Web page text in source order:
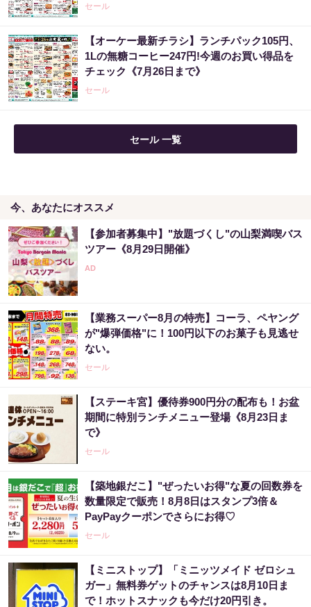
世界トップクラスの市場分析がはじき出した
事実「大至急、暴落相場に備えて下さい」
PR（Acoco.）
セール
【オーケー最新チラシ】ランチパック105円、
1Lの無糖コーヒー247円!今週のお買い得品を
チェック《7月26日まで》
セール
セール 一覧
今、あなたにオススメ
【参加者募集中】"放題づくし"の山梨満喫バス
ツアー《8月29日開催》
【業務スーパー8月の特売】コーラ、ペヤング
が"爆弾価格"に！100円以下のお菓子も見逃せ
ない。
セール
【ステーキ宮】優待券900円分の配布も！お盆
期間に特別ランチメニュー登場《8月23日ま
で》
セール
【築地銀だこ】"ぜったいお得"な夏の回数券を
数量限定で販売！8月8日はスタンプ3倍＆
PayPayクーポンでさらにお得♡
セール
【ミニストップ】「ミニッツメイド ゼロシュ
ガー」無料券ゲットのチャンスは8月10日ま
で！ホットスナックも今だけ20円引き。